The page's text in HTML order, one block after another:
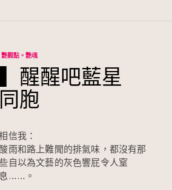
艷觀點。艷魂
▍醒醒吧藍星
同胞
信我：
酸雨和路上難聞的排氣味，都沒有那
自以為文藝的灰色響屁令人窒
息……。